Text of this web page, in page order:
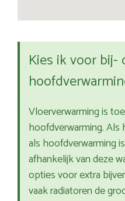
Kies ik voor bij-
Vloerverwarming is
hoofdverwarming. Als
als hoofdverwarming
afhankelijk van deze
opties voor extra
vaak radiatoren de